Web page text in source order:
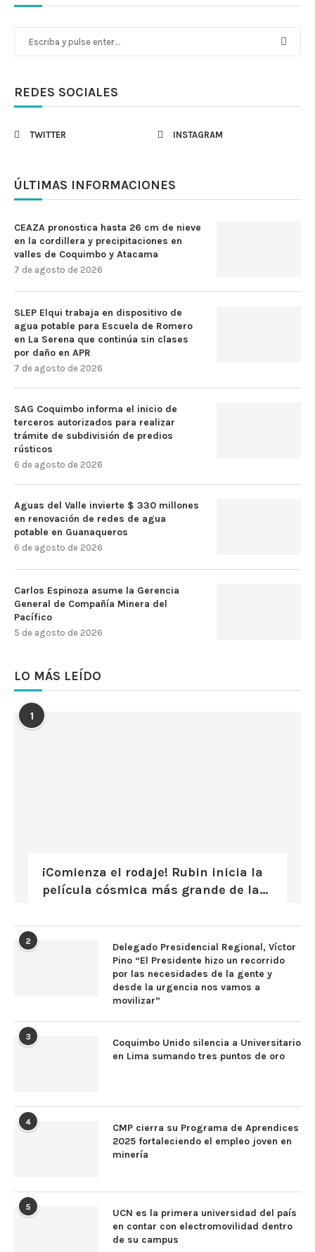
REDES SOCIALES
TWITTER INSTAGRAM
ÚLTIMAS INFORMACIONES
CEAZA pronostica hasta 26 cm de nieve
en la cordillera y precipitaciones en
valles de Coquimbo y Atacama
7 de agosto de 2026
SLEP Elqui trabaja en dispositivo de
agua potable para Escuela de Romero
en La Serena que continúa sin clases
por daño en APR
7 de agosto de 2026
SAG Coquimbo informa el inicio de
terceros autorizados para realizar
trámite de subdivisión de predios
rústicos
6 de agosto de 2026
Aguas del Valle invierte $ 330 millones
en renovación de redes de agua
potable en Guanaqueros
6 de agosto de 2026
Carlos Espinoza asume la Gerencia
General de Compañía Minera del
Pacífico
5 de agosto de 2026
LO MÁS LEÍDO
1
¡Comienza el rodaje! Rubin inicia la
película cósmica más grande de la...
2
Delegado Presidencial Regional, Víctor
Pino “El Presidente hizo un recorrido
por las necesidades de la gente y
desde la urgencia nos vamos a
movilizar”
3
Coquimbo Unido silencia a Universitario
en Lima sumando tres puntos de oro
4
CMP cierra su Programa de Aprendices
2025 fortaleciendo el empleo joven en
minería
5
UCN es la primera universidad del país
en contar con electromovilidad dentro
de su campus